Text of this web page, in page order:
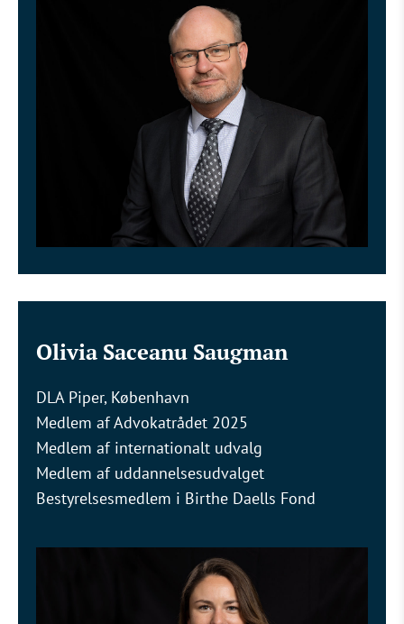
Olivia Saceanu Saugman
DLA Piper, København
Medlem af Advokatrådet 2025
Medlem af internationalt udvalg
Medlem af uddannelsesudvalget
Bestyrelsesmedlem i Birthe Daells Fond